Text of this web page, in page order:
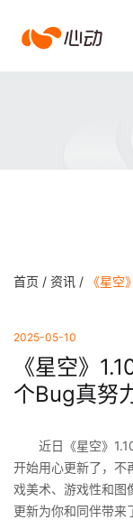
爱搜索结果
首页 / 资讯 /
2025-05-10
《星空》
个Bug真努
近日《星空》
开始用心更新了，不
戏美术、游戏性和图
更新为你和同伴带来